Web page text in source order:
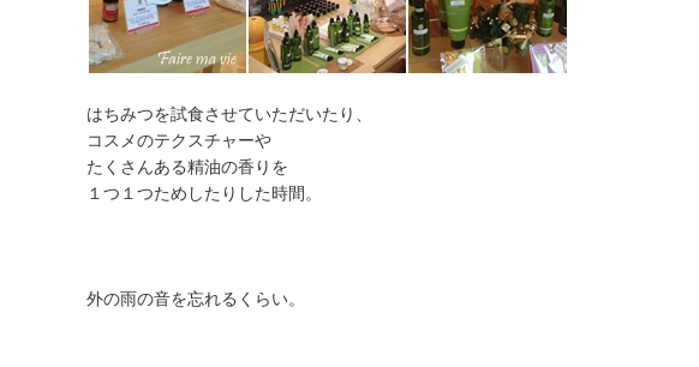
はちみつを試食させていただいたり、
コスメのテクスチャーや
たくさんある精油の香りを
１つ１つためしたりした時間。
外の雨の音を忘れるくらい。